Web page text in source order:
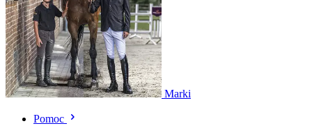
Marki
Pomoc